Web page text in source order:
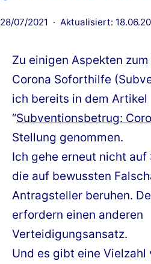
Veröffentlicht
28/07/2021 Aktualisiert:
Zu einigen Aspekten
Corona Soforthilfe
ich bereits in dem Artikel
“Subventionsbetrug:
Stellung genommen.
Ich gehe erneut nicht auf
die auf bewussten
Antragsteller beruhen.
erfordern einen anderen
Verteidigungsansatz.
Und es gibt eine Vielzahl